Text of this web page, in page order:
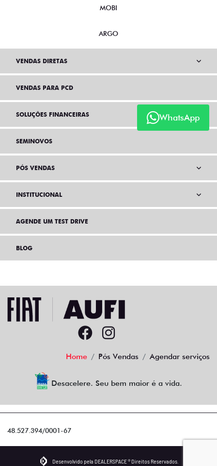
WhatsApp
MOBI
ARGO
VENDAS DIRETAS
VENDAS PARA PCD
SOLUÇÕES FINANCEIRAS
SEMINOVOS
PÓS VENDAS
INSTITUCIONAL
AGENDE UM TEST DRIVE
BLOG
Home Pós Vendas Agendar serviços
Desacelere. Seu bem maior é a vida.
48.527.394/0001-67
Desenvolvido pela DEALERSPACE ® Direitos Reservados.